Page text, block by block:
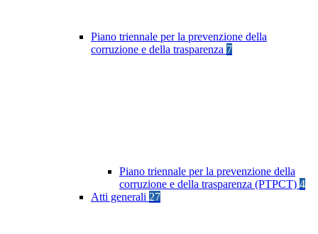
Piano triennale per la prevenzione della
corruzione e della trasparenza 7
Piano triennale per la prevenzione della
corruzione e della trasparenza (PTPCT) 4
Atti generali 27